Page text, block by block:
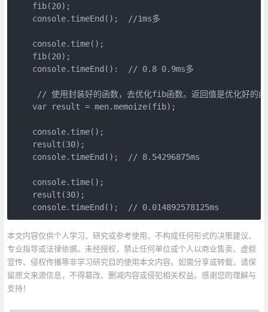
    fib(20);
    console.timeEnd();  //1ms多
    console.time();
    fib(20);
    console.timeEnd():  // 0.8 0.9ms多
// 使用封装好的函数，去优化fib函数。返回值是优化好的函
    var result = men.memoize(fib);
    console.time();
    result(30);
    console.timeEnd();  // 8.54296875ms
    console.time();
    result(30);
    console.timeEnd();  // 0.014892578125ms
本文内容仅供个人学习、研究或参考使用，不构成任何形式的决策建议、
专业指导或法律依据。未经授权，禁止任何单位或个人以商业售卖、虚假
宣传、侵权传播等非学习研究目的使用本文内容。如需分享或转载，请保
留原文来源信息，不得篡改、删减内容或侵犯相关权益。感谢您的理解与
支持！